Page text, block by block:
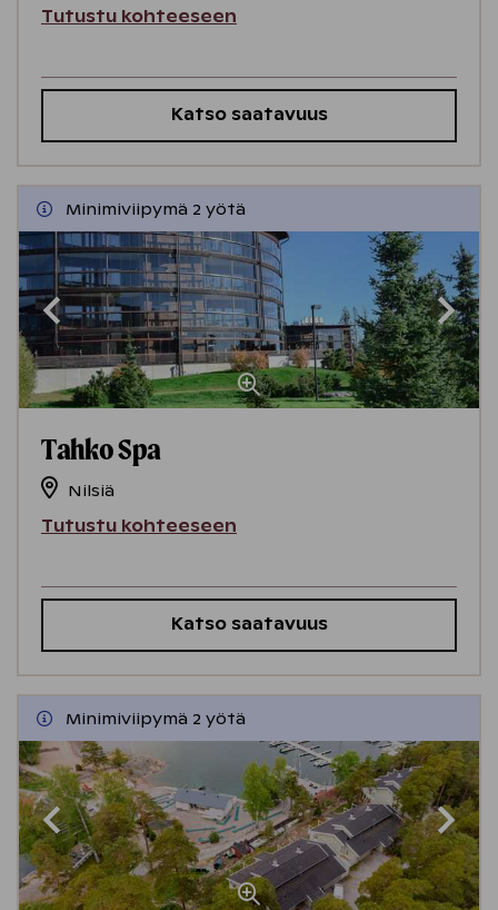
Tutustu kohteeseen
Katso saatavuus
Minimiviipymä 2 yötä
Tahko Spa
Nilsiä
Tutustu kohteeseen
Katso saatavuus
Minimiviipymä 2 yötä